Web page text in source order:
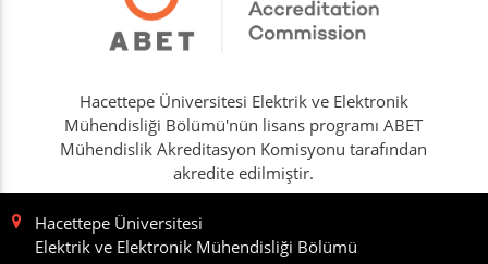
Hacettepe Üniversitesi Elektrik ve Elektronik
Mühendisliği Bölümü'nün lisans programı ABET
Mühendislik Akreditasyon Komisyonu tarafından
akredite edilmiştir.
Hacettepe Üniversitesi
Elektrik ve Elektronik Mühendisliği Bölümü